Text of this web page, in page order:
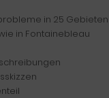
in 25 Gebieten
in Fontainebleau